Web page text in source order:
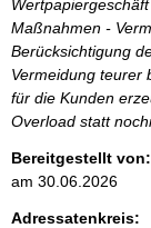
r
o
S
e
i
t
e
Maßnahmen -
Berücksichtigung
Vermeidung teurer
für die Kunden
Overload statt
Bereitgestellt von:
am 30.06.2026
Adressatenkreis: